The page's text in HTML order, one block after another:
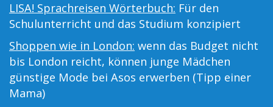
LISA! Sprachreisen Wörterbuch: Für den
Schulunterricht und das Studium konzipiert
Shoppen wie in London: wenn das Budget nicht
bis London reicht, können junge Mädchen
günstige Mode bei Asos erwerben (Tipp einer
Mama)